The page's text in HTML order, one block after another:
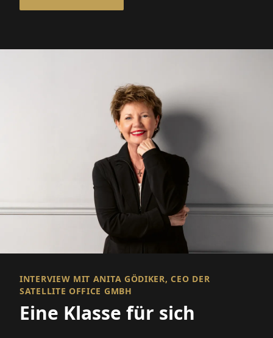
INTERVIEW MIT ANITA GÖDIKER, CEO DER
SATELLITE OFFICE GMBH
Eine Klasse für sich